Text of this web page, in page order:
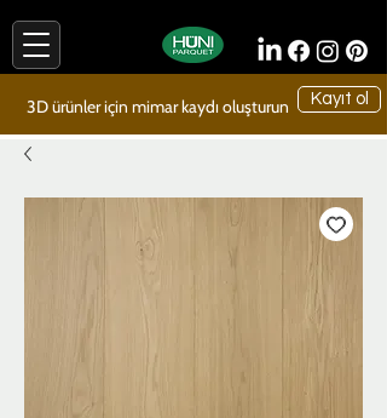
3D ürünler için mimar kaydı oluşturun Kayıt ol